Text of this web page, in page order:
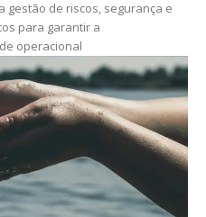
gestão de riscos, segurança e
para garantir a
operacional